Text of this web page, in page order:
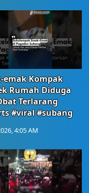
emak Kompak
Rumah Diduga
Terlarang
#viral #subang
4:05 AM